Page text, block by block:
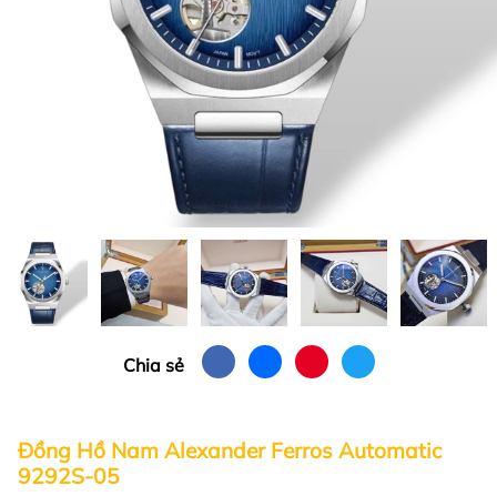
Chia sẻ
Đồng Hồ Nam Alexander Ferros Automatic
9292S-05